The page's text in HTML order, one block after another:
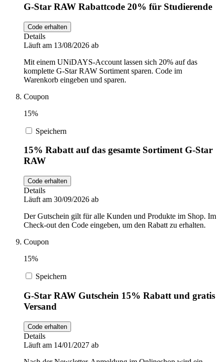
G-Star RAW Rabattcode 20% für Studierende
Code erhalten
Details
Läuft am 13/08/2026 ab
Mit einem UNiDAYS-Account lassen sich 20% auf das
komplette G-Star RAW Sortiment sparen. Code im
Warenkorb eingeben und sparen.
Coupon
15%
Speichern
15% Rabatt auf das gesamte Sortiment G-Star
RAW
Code erhalten
Details
Läuft am 30/09/2026 ab
Der Gutschein gilt für alle Kunden und Produkte im Shop. Im
Check-out den Code eingeben, um den Rabatt zu erhalten.
Coupon
15%
Speichern
G-Star RAW Gutschein 15% Rabatt und gratis
Versand
Code erhalten
Details
Läuft am 14/01/2027 ab